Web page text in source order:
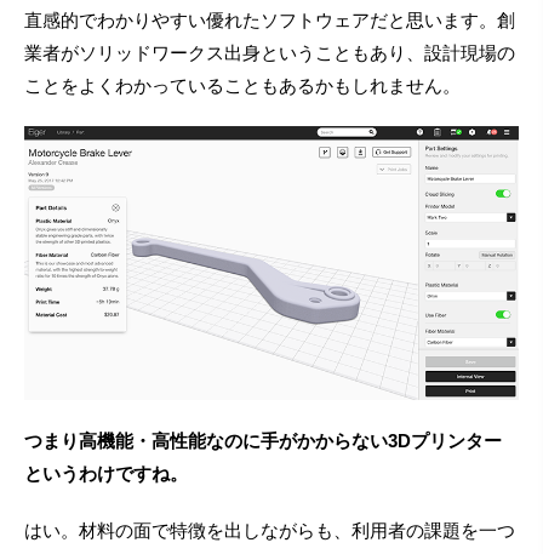
直感的でわかりやすい優れたソフトウェアだと思います。創
業者がソリッドワークス出身ということもあり、設計現場の
ことをよくわかっていることもあるかもしれません。
つまり高機能・高性能なのに手がかからない3Dプリンター
というわけですね。
はい。材料の面で特徴を出しながらも、利用者の課題を一つ